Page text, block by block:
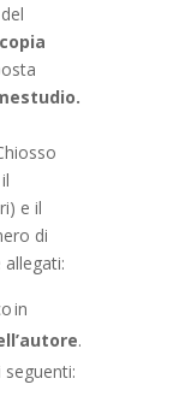
copia
e il
di
in
.